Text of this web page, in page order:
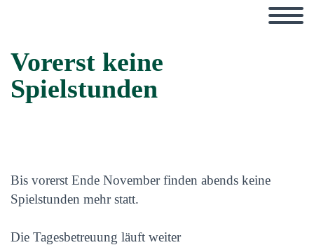
Vorerst keine
Spielstunden
Bis vorerst Ende November finden abends keine
Spielstunden mehr statt.
Die Tagesbetreuung läuft weiter